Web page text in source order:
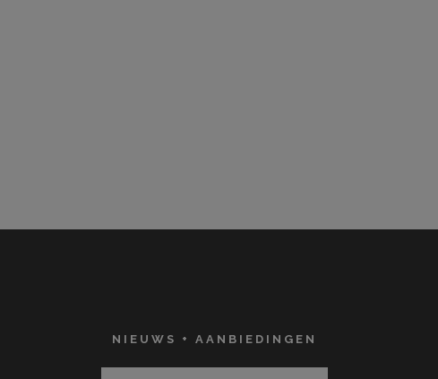
NIEUWS + AANBIEDINGEN